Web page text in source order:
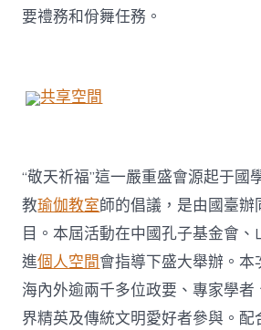
要禮務和佾舞任務。
共享空間
“敬天祈福”這一嚴重盛會源起于國
教瑜伽教室師的倡議，是由國臺
目。本屆活動在中國孔子基金會
進個人空間會指導下盛大舉辦。本
海內外逾兩千多位政要、專家學者
界精英及傳統文明愛好者參與。配